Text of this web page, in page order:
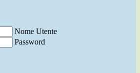
Nome Utente
Password